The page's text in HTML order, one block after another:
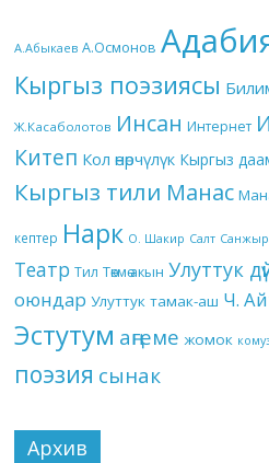
А.Абыкаев А.Осмонов
Кыргыз поэзиясы
Ж.Касаболотов Инсан Интернет
Китеп Кол өнөрчүлүк Кыргыз
Кыргыз тили Манас
кептер Нарк О. Шакир Салт
Театр Тил Төкмө акын Улуттук
оюндар Улуттук тамак-аш Ч.
Эстутум аңгеме жомок
поэзия сынак
Архив